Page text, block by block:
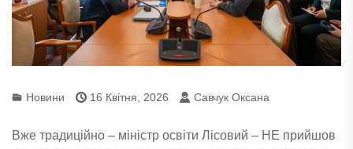
Новини 16 Квітня, 2026 Савчук Оксана
Вже традиційно – міністр освіти Лісовий – НЕ прийшов